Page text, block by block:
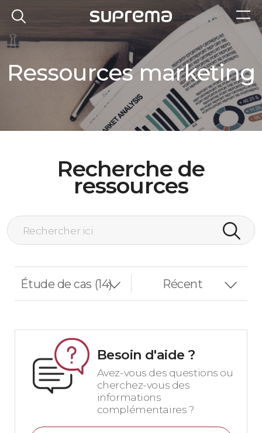
Ressources marketing
Recherche de
ressources
Besoin d'aide ?
Avez-vous des questions ou
cherchez-vous des
informations
complémentaires ?